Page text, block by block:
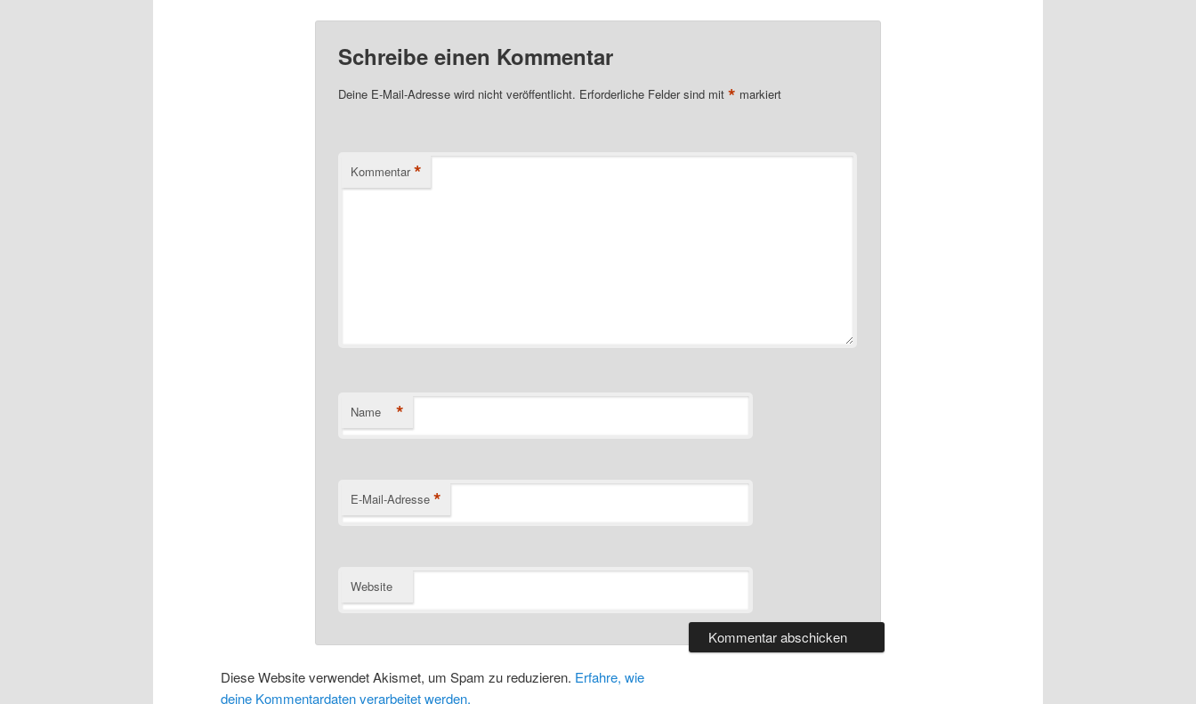
Schreibe einen Kommentar
Deine E-Mail-Adresse wird nicht veröffentlicht. Erforderliche Felder sind mit * markiert
Kommentar *
Name *
E-Mail-Adresse *
Website
Diese Website verwendet Akismet, um Spam zu reduzieren. Erfahre, wie
deine Kommentardaten verarbeitet werden.